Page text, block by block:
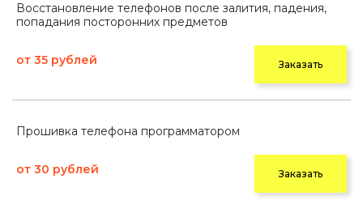
Восстановление телефонов после залития, падения,
попадания посторонних предметов
от 35 рублей Заказать
Прошивка телефона программатором
от 30 рублей Заказать